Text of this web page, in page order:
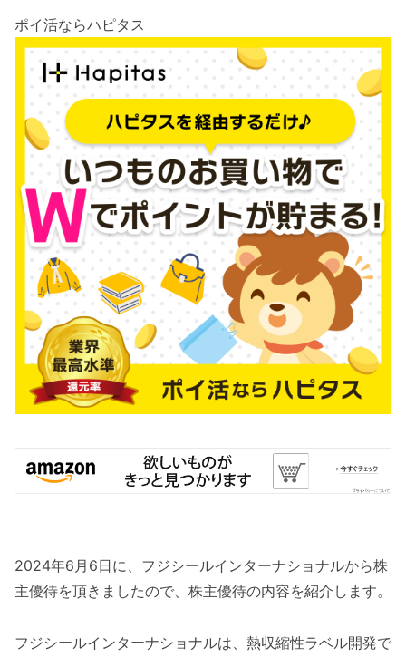
ポイ活ならハピタス
2024年6月6日に、フジシールインターナショナルから株
主優待を頂きましたので、株主優待の内容を紹介します。
フジシールインターナショナルは、熱収縮性ラベル開発で